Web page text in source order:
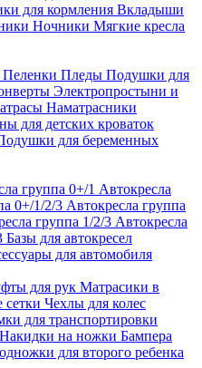
для кормления Вкладыши
Ночники Мягкие кресла
Пеленки Пледы Подушки для
Электропростыни и
Наматрасники
для детских кроваток
для беременных
группа 0+/1 Автокресла
0+/1/2/3 Автокресла группа
группа 1/2/3 Автокресла
Базы для автокресел
для автомобиля
для рук Матрасики в
Чехлы для колес
для транспортировки
Накидки на ножки Бампера
для второго ребенка